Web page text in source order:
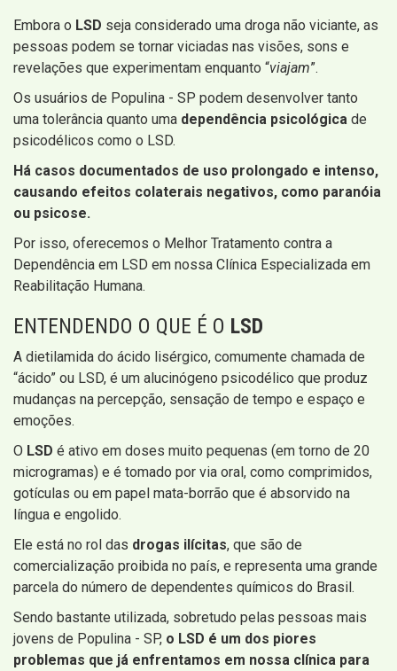
Embora o LSD seja considerado uma droga não viciante, as
pessoas podem se tornar viciadas nas visões, sons e
revelações que experimentam enquanto “viajam”.
Os usuários de Populina - SP podem desenvolver tanto
uma tolerância quanto uma dependência psicológica de
psicodélicos como o LSD.
Há casos documentados de uso prolongado e intenso,
causando efeitos colaterais negativos, como paranóia
ou psicose.
Por isso, oferecemos o Melhor Tratamento contra a
Dependência em LSD em nossa Clínica Especializada em
Reabilitação Humana.
ENTENDENDO O QUE É O LSD
A dietilamida do ácido lisérgico, comumente chamada de
“ácido” ou LSD, é um alucinógeno psicodélico que produz
mudanças na percepção, sensação de tempo e espaço e
emoções.
O LSD é ativo em doses muito pequenas (em torno de 20
microgramas) e é tomado por via oral, como comprimidos,
gotículas ou em papel mata-borrão que é absorvido na
língua e engolido.
Ele está no rol das drogas ilícitas, que são de
comercialização proibida no país, e representa uma grande
parcela do número de dependentes químicos do Brasil.
Sendo bastante utilizada, sobretudo pelas pessoas mais
jovens de Populina - SP, o LSD é um dos piores
problemas que já enfrentamos em nossa clínica para